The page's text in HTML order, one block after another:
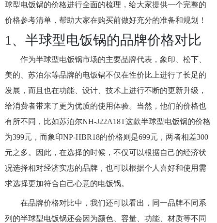
球型电饭锅的价格进行全面的梳理，给大家提供一个完整的
价格参考清单，帮助大家在购买前做好充分的准备和规划！
1、半球型电饭锅的品牌价格对比
作为半球型电饭锅市场的主要品牌代表，象印、松下、
美的、苏泊尔等品牌的电饭锅不仅在性价比上进行了长足的
发展，而且也在功能、设计、技术上进行不断的更新升级，
给消费者带来了更为优质的使用体验。当然，他们的价格也
有所不同，比如苏泊尔NH-J22A18T这款半球型电饭锅的价格
为399元，而象印NP-HBR18的价格则是699元，两者相差300
元之多。因此，在选择的时候，不仅可以根据自己的经济状
况选择相对经济实惠的品牌，也可以根据个人喜好和使用需
求选择更加符合自己心意的电饭锅。
在品牌价格对比中，我们还可以看出，同一品牌不同系
列的半球型电饭锅还会因为颜色、容量、功能、材质等不同